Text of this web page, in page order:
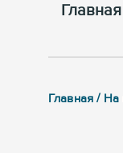
Главная
Главная /